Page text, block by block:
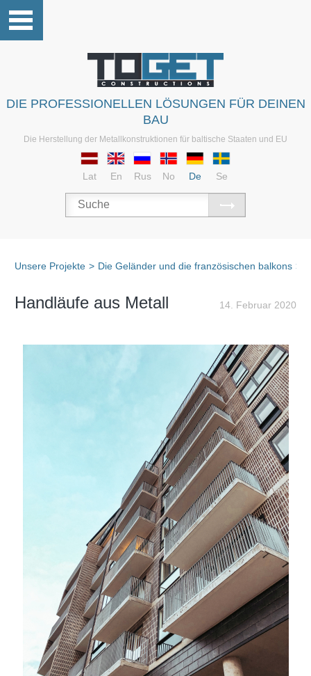
DIE PROFESSIONELLEN LÖSUNGEN FÜR DEINEN
BAU
Die Herstellung der Metallkonstruktionen für baltische Staaten und EU
Lat En Rus No De Se
Unsere Projekte > Die Geländer und die französischen balkons >
14. Februar 2020
Handläufe aus Metall